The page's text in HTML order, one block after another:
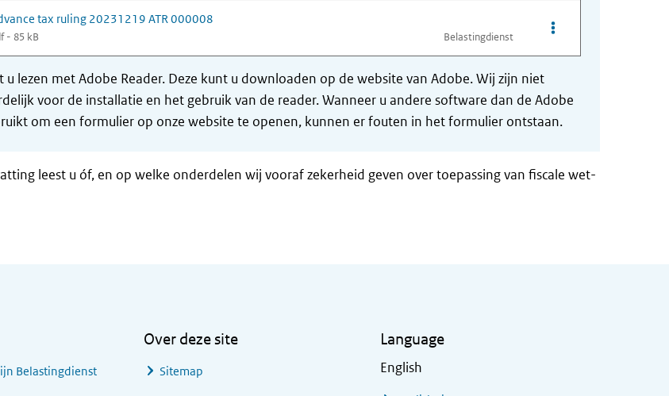
tax ruling 20231219 ATR 000008
- 85 kB Belastingdienst
Opties van bestand
u lezen met Adobe Reader. Deze kunt u downloaden op de website van Adobe. Wij zijn niet
voor de installatie en het gebruik van de reader. Wanneer u andere software dan de Adobe
om een formulier op onze website te openen, kunnen er fouten in het formulier ontstaan.
leest u óf, en op welke onderdelen wij vooraf zekerheid geven over toepassing van fiscale wet-
Belastingdienst
Over deze site
Sitemap
Language
English